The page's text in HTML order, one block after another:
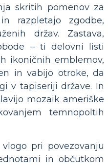
skritih pomenov za
razpletajo zgodbe,
držav. Zastava,
– ti delovni listi
ikoničnih emblemov,
in vabijo otroke, da
v tapiseriji države. In
mozaik ameriške
temnopoltih
pri povezovanju
in občutkom